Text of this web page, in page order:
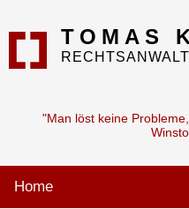
TOMAS
RECHTSANWALT
"Man löst keine
Home